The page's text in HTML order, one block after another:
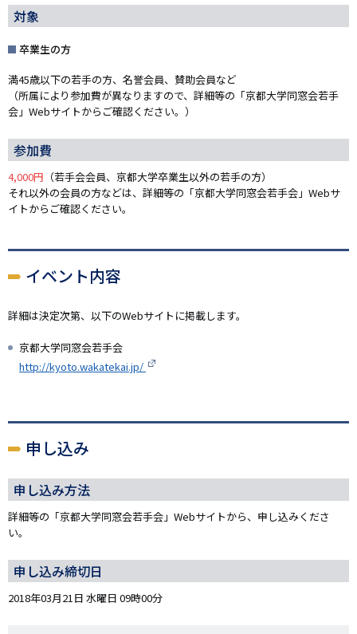
対象
卒業生の方
満45歳以下の若手の方、名誉会員、賛助会員など
（所属により参加費が異なりますので、詳細等の「京都大学同窓会若手
会」Webサイトからご確認ください。）
参加費
4,000円 （若手会会員、京都大学卒業生以外の若手の方）
それ以外の会員の方などは、詳細等の「京都大学同窓会若手会」Webサ
イトからご確認ください。
イベント内容
詳細は決定次第、以下のWebサイトに掲載します。
京都大学同窓会若手会
http://kyoto.wakatekai.jp/
申し込み
申し込み方法
詳細等の「京都大学同窓会若手会」Webサイトから、申し込みくださ
い。
申し込み締切日
2018年03月21日 水曜日 09時00分